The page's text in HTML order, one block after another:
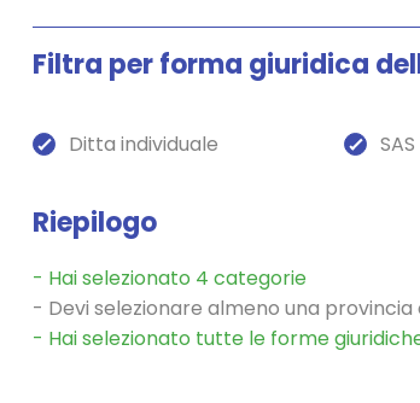
+
San Marino
+
Sardegna
Sicilia
+
Trentino-Alto Adige/Südtirol
+
Valle d'Aosta/Vallée d'Aoste
+
Veneto
Filtra per forma giuridica
Ditta individuale SAS
Riepilogo
- Hai selezionato 4 categorie
- Devi selezionare almeno una
- Hai selezionato tutte le forme giuridic